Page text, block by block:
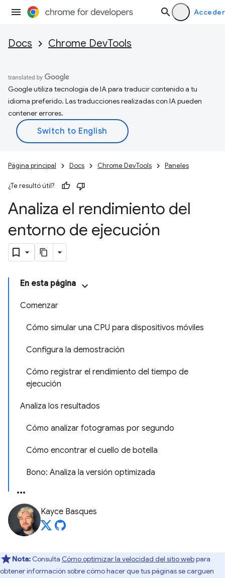
Acceder
Docs Chrome DevTools
Google utiliza tecnología de IA para traducir contenido a tu
idioma preferido. Las traducciones realizadas con IA pueden
contener errores.
Página principal Docs Chrome DevTools Paneles
¿Te resultó útil?
Analiza el rendimiento del
entorno de ejecución
En esta página
Comenzar
Cómo simular una CPU para dispositivos móviles
Configura la demostración
Cómo registrar el rendimiento del tiempo de
ejecución
Analiza los resultados
Cómo analizar fotogramas por segundo
Cómo encontrar el cuello de botella
Bono: Analiza la versión optimizada
Kayce Basques
Nota: Consulta Cómo optimizar la velocidad del sitio webpara
obtener información sobre cómo hacer que tus páginas se carguen